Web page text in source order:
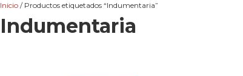
Inicio/ Productos etiquetados “Indumentaria”
Indumentaria